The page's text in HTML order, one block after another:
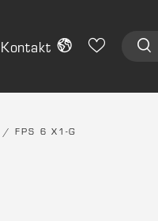
Kontakt
/ FPS 6 X1-G